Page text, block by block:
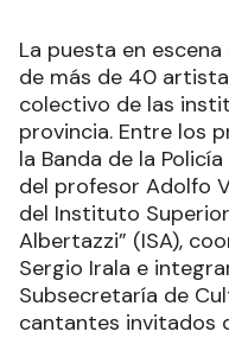
La puesta en
de más de 40
colectivo de las
provincia. Entre los
la Banda de la
del profesor Adolfo
del Instituto
Albertazzi” (ISA),
Sergio Irala e
Subsecretaría de
cantantes invitados